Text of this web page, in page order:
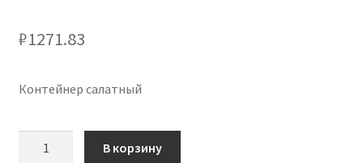
₽1271.83
Контейнер салатный
В корзину